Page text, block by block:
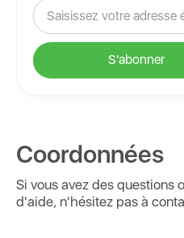
Coordonnées
Si vous avez des questions
d'aide, n'hésitez pas à